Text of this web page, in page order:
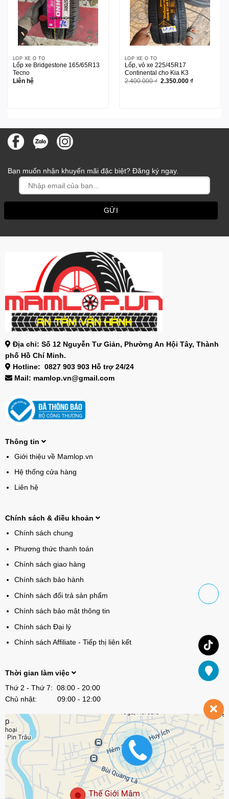
LỐP XE Ô TÔ
Lốp xe Bridgestone 165/65R13
Tecno
Liên hệ
LỐP XE Ô TÔ
Lốp, vỏ xe 225/45R17
Continental cho Kia K3
2.400.000₫ Giá
2.350.000₫Giá
Bạn muốn nhận khuyến mãi đặc biệt? Đăng ký ngay.
Địa chỉ: Số 12 Nguyễn Tư Giản, Phường An Hội Tây, Thành
phố Hồ Chí Minh.
Hotline: 0827 903 903 Hỗ trợ 24/24
Mail: mamlop.vn@gmail.com
Thông tin
Giới thiệu về Mamlop.vn
Hệ thống cửa hàng
Liên hệ
Chính sách & điều khoản
Chính sách chung
Phương thức thanh toán
Chính sách giao hàng
Chính sách bảo hành
Chính sách đổi trả sản phẩm
Chính sách bảo mật thông tin
Chính sách Đại lý
Chính sách Affiliate - Tiếp thị liên kết
Thời gian làm việc
Thứ 2 - Thứ 7: 08:00 - 20:00
Chủ nhật: 09:00 - 12:00